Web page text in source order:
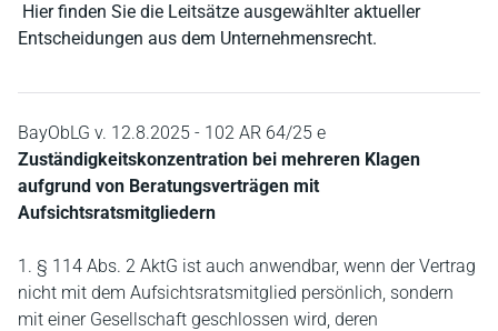
Hier finden Sie die Leitsätze ausgewählter aktueller
Entscheidungen aus dem Unternehmensrecht.
BayObLG v. 12.8.2025 - 102 AR 64/25 e
Zuständigkeitskonzentration bei mehreren Klagen
aufgrund von Beratungsverträgen mit
Aufsichtsratsmitgliedern
1. § 114 Abs. 2 AktG ist auch anwendbar, wenn der Vertrag
nicht mit dem Aufsichtsratsmitglied persönlich, sondern
mit einer Gesellschaft geschlossen wird, deren